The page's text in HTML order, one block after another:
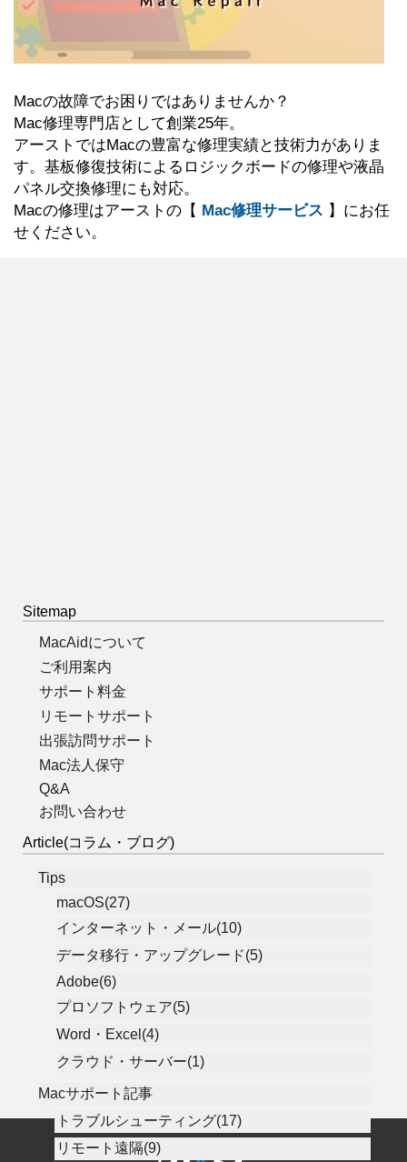
Macの故障でお困りではありませんか？
Mac修理専門店として創業25年。
アーストではMacの豊富な修理実績と技術力がありま
す。基板修復技術によるロジックボードの修理や液晶
パネル交換修理にも対応。
Macの修理はアーストの【 Mac修理サービス 】にお任
せください。
Sitemap
MacAidについて
ご利用案内
サポート料金
リモートサポート
出張訪問サポート
Mac法人保守
Q&A
お問い合わせ
Article(コラム・ブログ)
Tips
macOS(27)
インターネット・メール(10)
データ移行・アップグレード(5)
Adobe(6)
プロソフトウェア(5)
Word・Excel(4)
クラウド・サーバー(1)
Macサポート記事
トラブルシューティング(17)
リモート遠隔(9)